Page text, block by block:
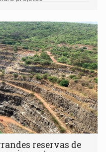
ser feita até 1º de
reservas de